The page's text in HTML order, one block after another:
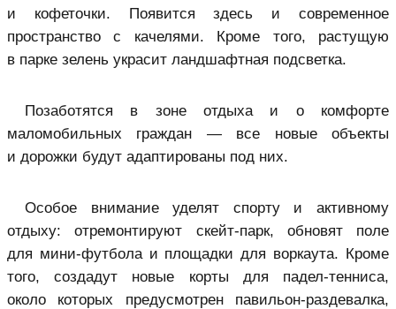
и кофеточки. Появится здесь и современное
пространство с качелями. Кроме того, растущую
в парке зелень украсит ландшафтная подсветка.
Позаботятся в зоне отдыха и о комфорте
маломобильных граждан — все новые объекты
и дорожки будут адаптированы под них.
Особое внимание уделят спорту и активному
отдыху: отремонтируют скейт-парк, обновят поле
для мини-футбола и площадки для воркаута. Кроме
того, создадут новые корты для падел-тенниса,
около которых предусмотрен павильон-раздевалка,